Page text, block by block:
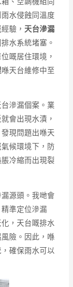
水侵蝕同溫度
驗， 天台滲漏
水系統堵塞。
嘅居住環境，
喺天台維修中至
滲漏個案。業
會出現水漬，
現問題出喺天
候環境下，防
冷縮而出現裂
源頭。我哋會
準定位滲漏
，天台嘅排水
險。因此，喺
確保雨水可以